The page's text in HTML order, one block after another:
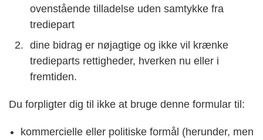
ovenstående tilladelse uden samtykke fra
trediepart
dine bidrag er nøjagtige og ikke vil krænke
tredieparts rettigheder, hverken nu eller i
fremtiden.
Du forpligter dig til ikke at bruge denne formular til:
kommercielle eller politiske formål (herunder, men